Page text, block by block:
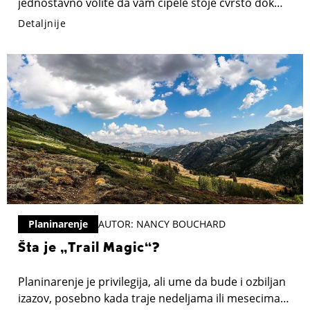
istražujete prirodu, bićete iznenađeni koliko pravi
stazi. Čvrst i lako zatezan sistem pertli sprečava
klizanje cipele, smanjuje bol u stopalu i poboljšava
udobnost tokom planinarenja.
Detaljnije
Planinarenje AUTOR: NANCY BOUCHARD
Šta je „Trail Magic“?
Planinarenje je privilegija, ali ume da bude i ozbiljan
izazov, posebno kada traje nedeljama ili mesecima